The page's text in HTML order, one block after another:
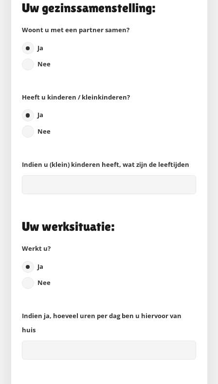
Uw gezinssamenstelling:
Woont u met een partner samen?
Ja
Nee
Heeft u kinderen / kleinkinderen?
Ja
Nee
Indien u (klein) kinderen heeft, wat zijn de leeftijden
Uw werksituatie:
Werkt u?
Ja
Nee
Indien ja, hoeveel uren per dag ben u hiervoor van
huis